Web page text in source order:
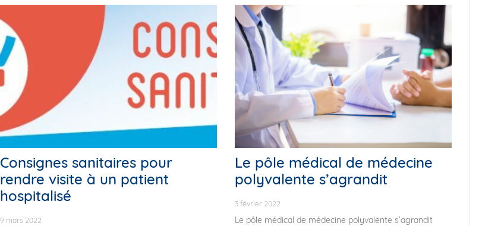
Consignes sanitaires pour
rendre visite à un patient
hospitalisé
9 mars 2022
Le pôle médical de médecine
polyvalente s’agrandit
3 février 2022
Le pôle médical de médecine polyvalente s’agrandit